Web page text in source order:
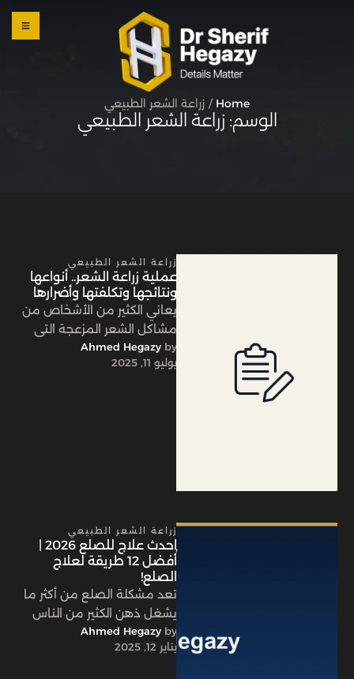
Home
/ زراعة الشعر الطبيعي
الوسم: زراعة الشعر الطبيعي
زراعة الشعر الطبيعي
عملية زراعة الشعر.. أنواعها
ونتائجها وتكلفتها وأضرارها
يعاني الكثير من الأشخاص من
مشاكل الشعر المزعجة التي
تُسبب تساقط الشعر أو الصلع
أو حتى تخفيف الشعر، …
by
Ahmed Hegazy
يوليو 11, 2025
زراعة الشعر الطبيعي
أفضل 12 طريقة لعلاج
الصلع!
تعد مشكلة الصلع من أكثر ما
يشغل ذهن الكثير من الناس
ولا يتوقف البحث عن حلول لها،
ما …
by
Ahmed Hegazy
يناير 12, 2025